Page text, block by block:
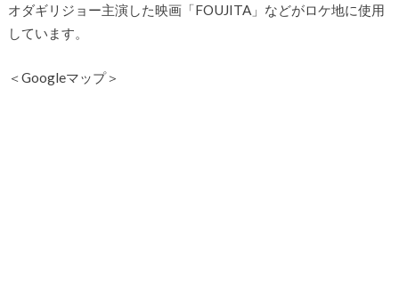
オダギリジョー主演した映画「FOUJITA」などがロケ地に使用
しています。
＜Googleマップ＞